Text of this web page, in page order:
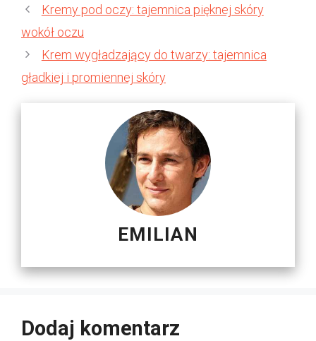
Kremy pod oczy: tajemnica pięknej skóry
wokół oczu
Krem wygładzający do twarzy: tajemnica
gładkiej i promiennej skóry
EMILIAN
Dodaj komentarz